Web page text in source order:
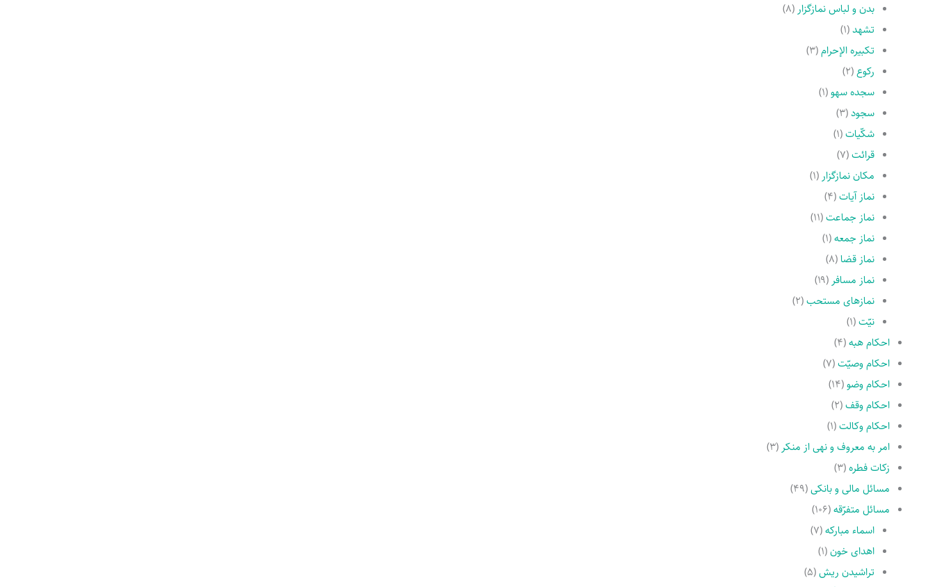
بدن و لباس نمازگزار (۸)
تشهد(۱)
تکبیره الإحرام(۳)
رکوع(۲)
سجده سهو(۱)
سجود(۳)
شکّیات(۱)
قرائت(۷)
مکان نمازگزار (۱)
نماز آیات(۴)
نماز جماعت(۱۱)
نماز جمعه(۱)
نماز قضا(۸)
نماز مسافر (۱۹)
نمازهاى مستحب(۲)
نیّت(۱)
احکام هبه(۴)
احکام وصیّت(۷)
احکام وضو(۱۴)
احکام وقف(۲)
احکام وکالت(۱)
امر به معروف و نهى از منکر (۳)
زکات فطره(۳)
مسائل مالی و بانکی(۴۹)
مسائل متفرّقه(۱۰۶)
اسماء مبارکه(۷)
اهدای خون(۱)
تراشیدن ریش(۵)